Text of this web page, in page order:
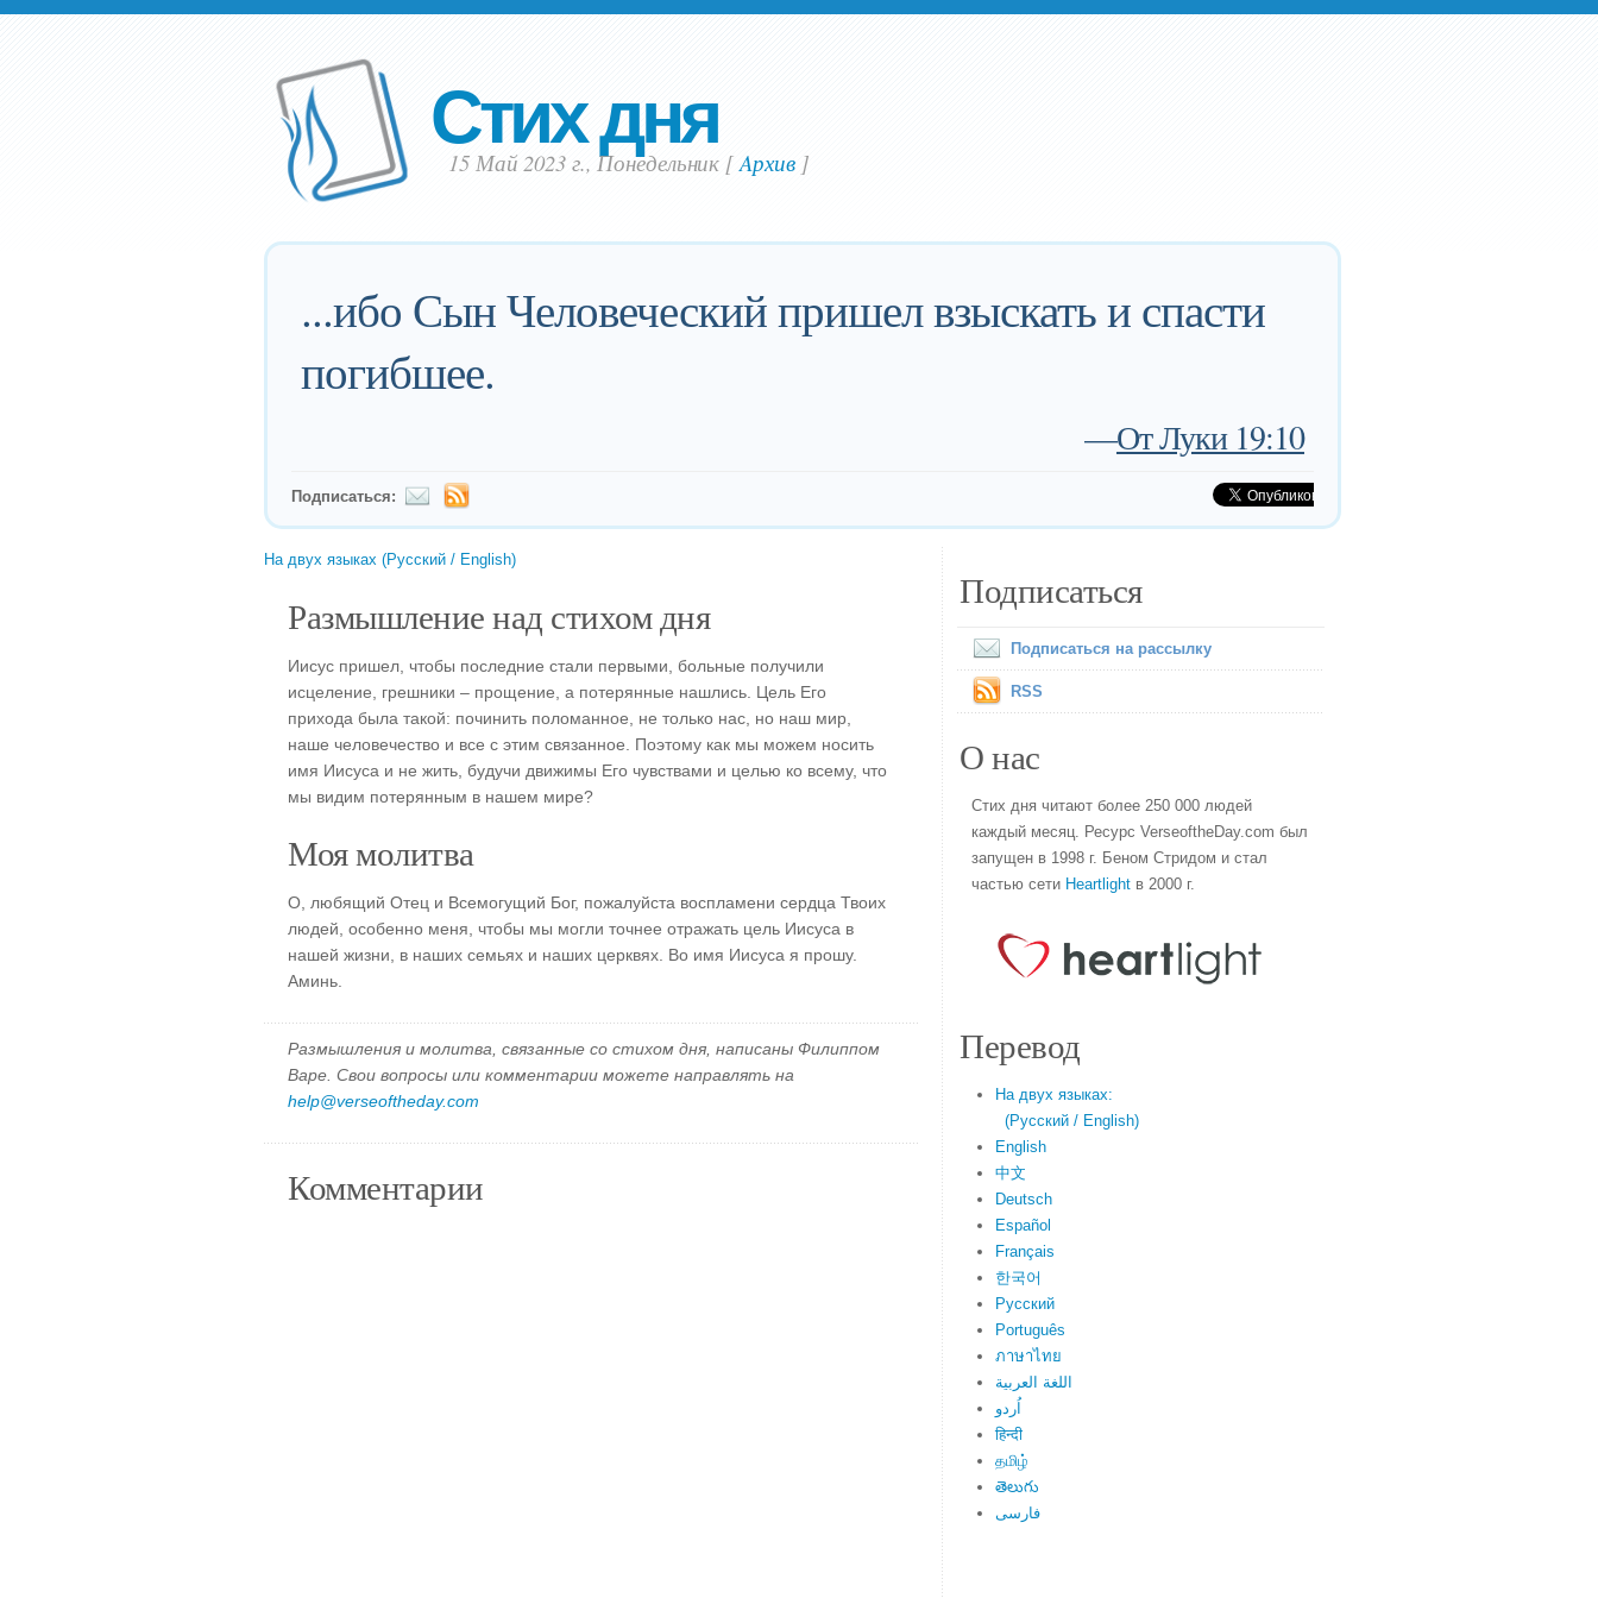
Стих дня
15 Май 2023 г., Понедельник [Aрхив]
...ибо Сын Человеческий пришел взыскать и спасти
погибшее.
—От Луки 19:10
Подписаться:
На двух языках (Русский / English)
Размышление над стихом дня
Иисус пришел, чтобы последние стали первыми, больные получили
исцеление, грешники – прощение, а потерянные нашлись. Цель Его
прихода была такой: починить поломанное, не только нас, но наш мир,
наше человечество и все с этим связанное. Поэтому как мы можем носить
имя Иисуса и не жить, будучи движимы Его чувствами и целью ко всему, что
мы видим потерянным в нашем мире?
Моя молитва
О, любящий Отец и Всемогущий Бог, пожалуйста воспламени сердца Твоих
людей, особенно меня, чтобы мы могли точнее отражать цель Иисуса в
нашей жизни, в наших семьях и наших церквях. Во имя Иисуса я прошу.
Аминь.
Размышления и молитва, связанные со стихом дня, написаны Филиппом
Варе. Свои вопросы или комментарии можете направлять на
help@verseoftheday.com
Комментарии
Подписаться
Подписаться на рассылку
RSS
О нас
Стих дня читают более 250 000 людей
каждый месяц. Ресурс VerseoftheDay.com был
запущен в 1998 г. Беном Стридом и стал
частью сети Heartlight в 2000 г.
Перевод
На двух языках:
(Русский / English)
English
中文
Deutsch
Español
Français
한국어
Русский
Português
ภาษาไทย
اللغة العربية
اُردو
हिन्दी
தமிழ்
తెలుగు
فارسی